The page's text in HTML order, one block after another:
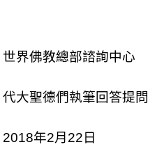
世界佛教總部諮詢中心
代大聖德們執筆回答提問
2018年2月22日